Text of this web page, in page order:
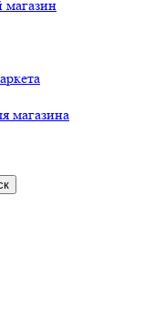
магазин
магазина